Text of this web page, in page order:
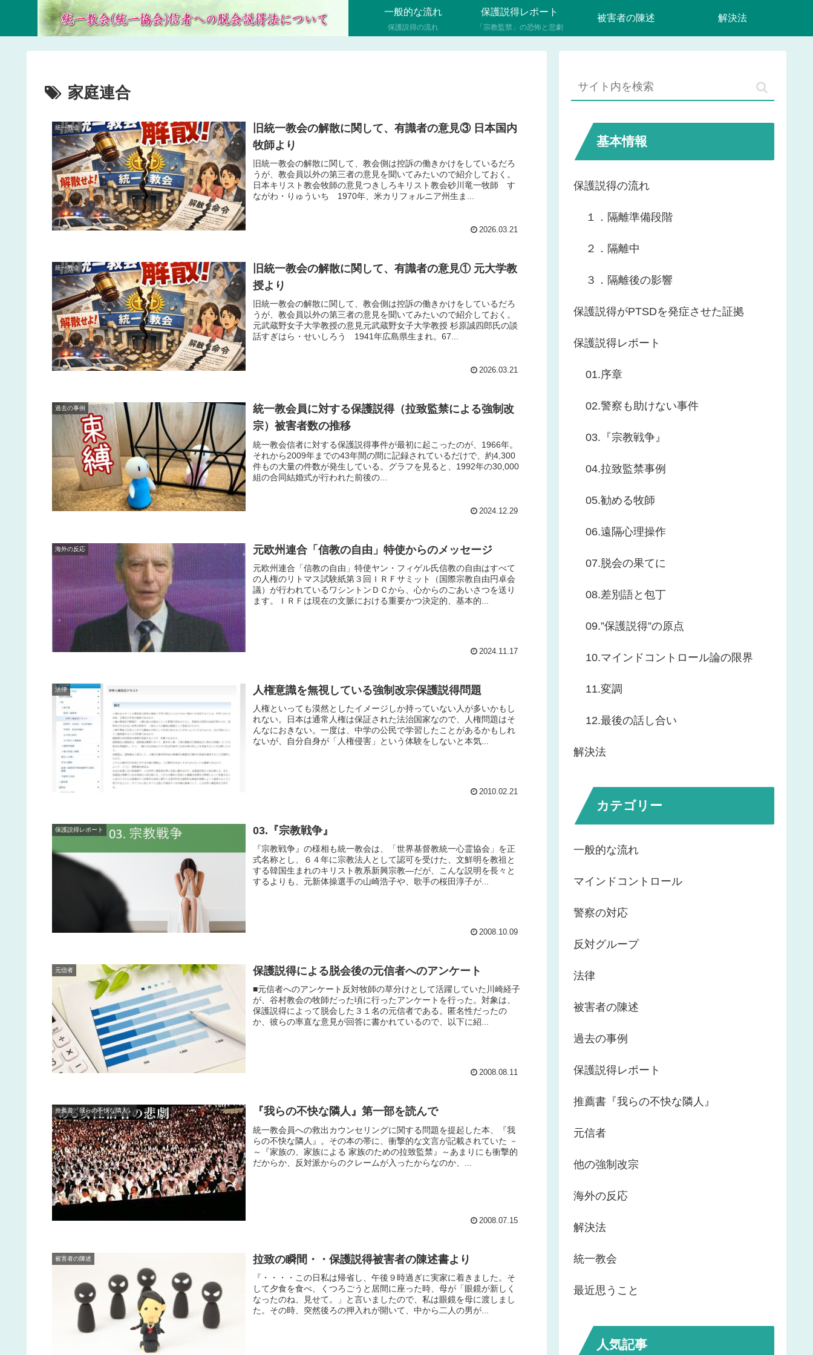
一般的な流れ
保護説得の流れ
保護説得レポート
「宗教監禁」の恐怖と悲劇
被害者の陳述 解決法
家庭連合
統一教会
旧統一教会の解散に関して、有識者の意見③ 日本国内
牧師より
旧統一教会の解散に関して、教会側は控訴の働きかけをしているだろ
うが、教会員以外の第三者の意見を聞いてみたいので紹介しておく。
日本キリスト教会牧師の意見つきしろキリスト教会砂川竜一牧師 す
ながわ・りゅういち 1970年、米カリフォルニア州生ま...
2026.03.21
統一教会
旧統一教会の解散に関して、有識者の意見① 元大学教
授より
旧統一教会の解散に関して、教会側は控訴の働きかけをしているだろ
うが、教会員以外の第三者の意見を聞いてみたいので紹介しておく。
元武蔵野女子大学教授の意見元武蔵野女子大学教授 杉原誠四郎氏の談
話すぎはら・せいしろう 1941年広島県生まれ。67...
2026.03.21
過去の事例
統一教会員に対する保護説得（拉致監禁による強制改
宗）被害者数の推移
統一教会信者に対する保護説得事件が最初に起こったのが、1966年。
それから2009年までの43年間の間に記録されているだけで、約4,300
件もの大量の件数が発生している。グラフを見ると、1992年の30,000
組の合同結婚式が行われた前後の...
2024.12.29
海外の反応 元欧州連合「信教の自由」特使からのメッセージ
元欧州連合「信教の自由」特使ヤン・フィゲル氏信教の自由はすべて
の人権のリトマス試験紙第３回ＩＲＦサミット（国際宗教自由円卓会
議）が行われているワシントンＤＣから、心からのごあいさつを送り
ます。ＩＲＦは現在の文脈における重要かつ決定的、基本的...
2024.11.17
法律 人権意識を無視している強制改宗保護説得問題
人権といっても漠然としたイメージしか持っていない人が多いかもし
れない。日本は通常人権は保証された法治国家なので、人権問題はそ
んなにおきない。一度は、中学の公民で学習したことがあるかもしれ
ないが、自分自身が「人権侵害」という体験をしないと本気...
2010.02.21
保護説得レポート 03.『宗教戦争』
『宗教戦争』の様相も統一教会は、「世界基督教統一心霊協会」を正
式名称とし、６４年に宗教法人として認可を受けた、文鮮明を教祖と
する韓国生まれのキリスト教系新興宗教―だが、こんな説明を長々と
するよりも、元新体操選手の山崎浩子や、歌手の桜田淳子が...
2008.10.09
元信者 保護説得による脱会後の元信者へのアンケート
■元信者へのアンケート反対牧師の草分けとして活躍していた川崎経子
が、谷村教会の牧師だった頃に行ったアンケートを行った。対象は、
保護説得によって脱会した３１名の元信者である。匿名性だったの
か、彼らの率直な意見が回答に書かれているので、以下に紹...
2008.08.11
推薦書『我らの不快な隣人』 『我らの不快な隣人』第一部を読んで
統一教会員への救出カウンセリングに関する問題を提起した本、『我
らの不快な隣人』。その本の帯に、衝撃的な文言が記載されていた －
～『家族の、家族による 家族のための拉致監禁』～あまりにも衝撃的
だからか、反対派からのクレームが入ったからなのか、...
2008.07.15
被害者の陳述 拉致の瞬間・・保護説得被害者の陳述書より
『・・・・この日私は帰省し、午後９時過ぎに実家に着きました。そ
して夕食を食べ、くつろごうと居間に座った時、母が「眼鏡が新しく
なったのね、見せて。」と言いましたので、私は眼鏡を母に渡しまし
た。その時、突然後ろの押入れが開いて、中から二人の男が...
基本情報
保護説得の流れ
１．隔離準備段階
２．隔離中
３．隔離後の影響
保護説得がPTSDを発症させた証拠
保護説得レポート
01.序章
02.警察も助けない事件
03.『宗教戦争』
04.拉致監禁事例
05.勧める牧師
06.遠隔心理操作
07.脱会の果てに
08.差別語と包丁
09.”保護説得”の原点
10.マインドコントロール論の限界
11.変調
12.最後の話し合い
解決法
カテゴリー
一般的な流れ
マインドコントロール
警察の対応
反対グループ
法律
被害者の陳述
過去の事例
保護説得レポート
推薦書『我らの不快な隣人』
元信者
他の強制改宗
海外の反応
解決法
統一教会
最近思うこと
人気記事